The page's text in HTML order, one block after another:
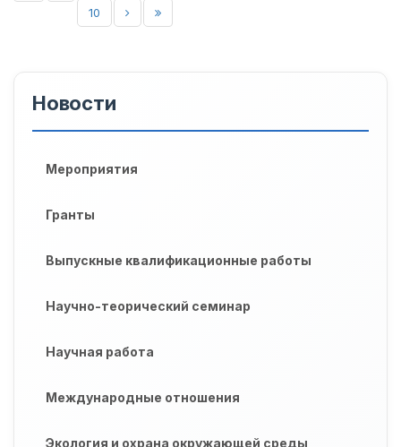
10
Новости
Мероприятия
Гранты
Выпускные квалификационные работы
Научно-теорический семинар
Научная работа
Международные отношения
Экология и охрана окружающей среды